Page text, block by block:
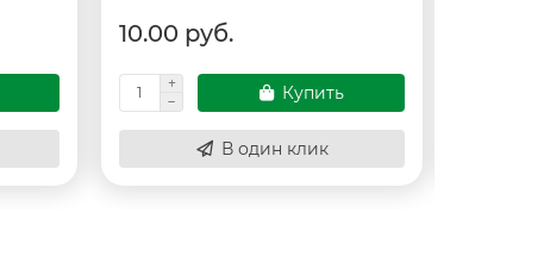
10.00 руб.
Купить
В один клик